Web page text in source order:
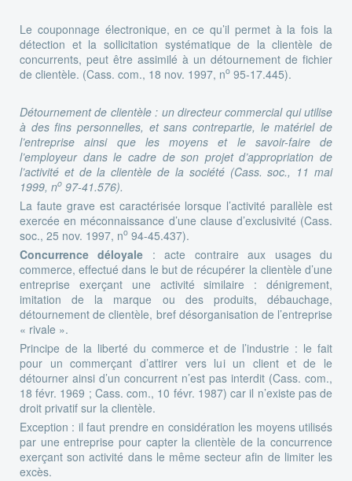
Le couponnage électronique, en ce qu’il permet à la fois la
détection et la sollicitation systématique de la clientèle de
concurrents, peut être assimilé à un détournement de fichier
de clientèle. (Cass. com., 18 nov. 1997, no 95-17.445).
Détournement de clientèle : un directeur commercial qui utilise
à des fins personnelles, et sans contrepartie, le matériel de
l’entreprise ainsi que les moyens et le savoir-faire de
l’employeur dans le cadre de son projet d’appropriation de
l’activité et de la clientèle de la société (Cass. soc., 11 mai
1999, no 97-41.576).
La faute grave est caractérisée lorsque l’activité parallèle est
exercée en méconnaissance d’une clause d’exclusivité (Cass.
soc., 25 nov. 1997, no 94-45.437).
Concurrence déloyale : acte contraire aux usages du
commerce, effectué dans le but de récupérer la clientèle d’une
entreprise exerçant une activité similaire : dénigrement,
imitation de la marque ou des produits, débauchage,
détournement de clientèle, bref désorganisation de l’entreprise
« rivale ».
Principe de la liberté du commerce et de l’industrie : le fait
pour un commerçant d’attirer vers lui un client et de le
détourner ainsi d’un concurrent n’est pas interdit (Cass. com.,
18 févr. 1969 ; Cass. com., 10 févr. 1987) car il n’existe pas de
droit privatif sur la clientèle.
Exception : il faut prendre en considération les moyens utilisés
par une entreprise pour capter la clientèle de la concurrence
exerçant son activité dans le même secteur afin de limiter les
excès.